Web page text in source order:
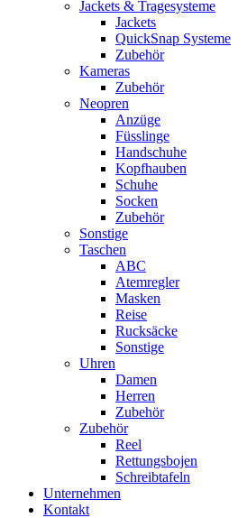
Jackets & Tragesysteme
Jackets
QuickSnap Systeme
Zubehör
Kameras
Zubehör
Neopren
Anzüge
Füsslinge
Handschuhe
Kopfhauben
Schuhe
Socken
Zubehör
Sonstige
Taschen
ABC
Atemregler
Masken
Reise
Rucksäcke
Sonstige
Uhren
Damen
Herren
Zubehör
Zubehör
Reel
Rettungsbojen
Schreibtafeln
Unternehmen
Kontakt